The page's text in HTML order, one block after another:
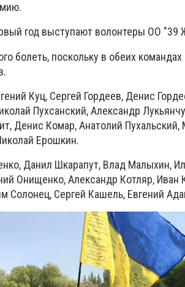
год выступают волонтеры ОО "39
болеть, поскольку в обеих
Куц, Сергей Гордеев, Денис
Пухсанский, Александр
Денис Комар, Анатолий
Ерошкин.
Данил Шкарапут, Влад Малыхин,
Онищенко, Александр Котляр, Иван
Солонец, Сергей Кашель, Евгений